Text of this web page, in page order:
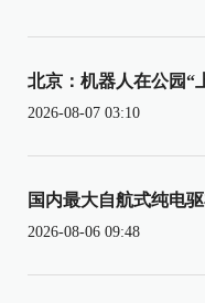
北京：机器人在公园“
2026-08-07 03:10
国内最大自航式纯电
2026-08-06 09:48